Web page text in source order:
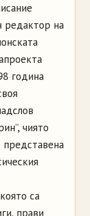
редактор на
година
чиято
представена
са
прави